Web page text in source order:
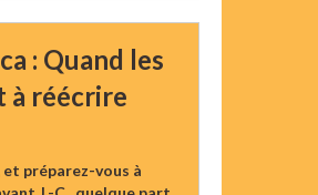
: Quand les
à réécrire
préparez-vous à